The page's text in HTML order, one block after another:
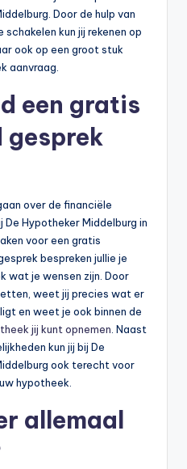
Door de hulp van
kun jij rekenen op
ook op een groot stuk
aanvraag.
een gratis
gesprek
over de financiële
De Hypotheker Middelburg in
voor een gratis
bespreken jullie je
wat je wensen zijn. Door
weet jij precies wat er
en weet je ook binnen de
jij kunt opnemen . Naast
kun jij bij De
ook terecht voor
hypotheek.
allemaal